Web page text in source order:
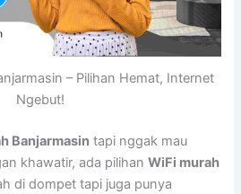
– Pilihan Hemat, Internet
Ngebut!
Banjarmasin tapi nggak mau
khawatir, ada pilihanWiFi murah
di dompet tapi juga punya